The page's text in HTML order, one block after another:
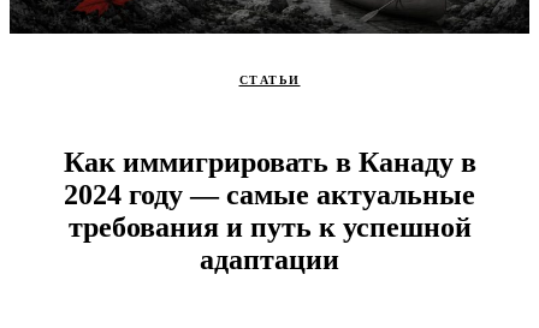
СТАТЬИ
Как иммигрировать в Канаду в
2024 году — самые актуальные
требования и путь к успешной
адаптации